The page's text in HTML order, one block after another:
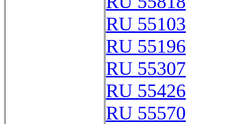
RU 55103
RU 55196
RU 55307
RU 55426
RU 55570